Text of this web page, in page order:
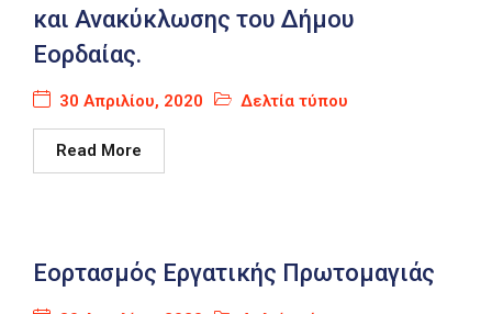
και Ανακύκλωσης του Δήμου
Εορδαίας.
30 Απριλίου, 2020 Δελτία τύπου
Read More
Εορτασμός Εργατικής Πρωτομαγιάς